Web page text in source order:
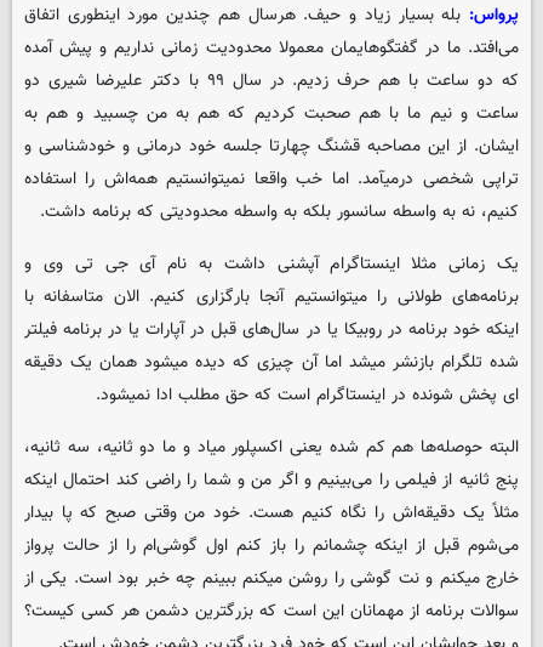
پرواس: بله بسیار زیاد و حیف. هرسال هم چندین مورد اینطوری اتفاق
می‌افتد. ما در گفتگوهایمان معمولا محدودیت زمانی نداریم و پیش آمده
که دو ساعت با هم حرف زدیم. در سال ۹۹ با دکتر علیرضا شیری دو
ساعت و نیم ما با هم صحبت کردیم که هم به من چسبید و هم به
ایشان. از این مصاحبه قشنگ چهارتا جلسه خود درمانی و خودشناسی و
تراپی شخصی درمیآمد. اما خب واقعا نمیتوانستیم همه‌اش را استفاده
کنیم، نه به واسطه سانسور بلکه به واسطه محدودیتی که برنامه داشت.
یک زمانی مثلا اینستاگرام آپشنی داشت به نام آی جی تی وی و
برنامه‌های طولانی را میتوانستیم آنجا بارگزاری کنیم. الان متاسفانه با
اینکه خود برنامه در روبیکا یا در سال‌های قبل در آپارات یا در برنامه فیلتر
شده تلگرام بازنشر میشد اما آن چیزی که دیده میشود همان یک دقیقه
ای پخش شونده در اینستاگرام است که حق مطلب ادا نمیشود.
البته حوصله‌ها هم کم شده یعنی اکسپلور میاد و ما دو ثانیه، سه ثانیه،
پنج ثانیه از فیلمی را می‌بینیم و اگر من و شما را راضی کند احتمال اینکه
مثلاً یک دقیقه‌اش را نگاه کنیم هست. خود من وقتی صبح که پا بیدار
می‌شوم قبل از اینکه چشمانم را باز کنم اول گوشی‌ام را از حالت پرواز
خارج میکنم و نت گوشی را روشن میکنم ببینم چه خبر بود است. یکی از
سوالات برنامه از مهمانان این است که بزرگترین دشمن هر کسی کیست؟